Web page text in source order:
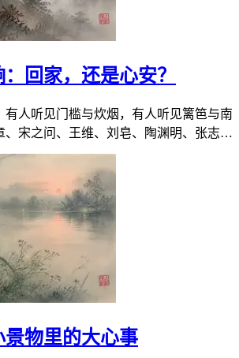
：回家，还是心安？
有人听见门槛与炊烟，有人听见篱笆与南
、宋之问、王维、刘皂、陶渊明、张志
归乡、归隐、归心三条细线读开：近乡
得返，乘风何以又止。回家是路程，心安
物里的大心事